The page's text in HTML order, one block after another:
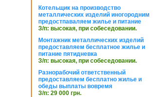
Котельщик на производство
металлических изделий иногородним
предостпаваляем жилье и питание
З/п: высокая, при собеседовании.
Монтажник металлических изделий
предоставляем бесплатное жилье и
питание пятидневка
З/п: высокая, при собеседовании.
Разнорабочий ответственный
предоставляем бесплатно жилье и
обеды выплаты вовремя
З/п: 29 000 грн.